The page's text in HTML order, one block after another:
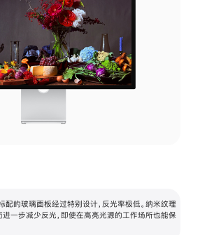
配的玻璃面板经过特别设计，反光率极低。纳米纹理
进一步减少反光，即使在高亮光源的工作场所也能保